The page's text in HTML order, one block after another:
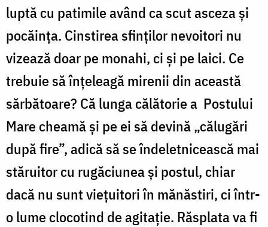
luptă cu patimile având ca scut asceza și
pocăința. Cinstirea sfinţilor nevoitori nu
vizează doar pe monahi, ci și pe laici. Ce
trebuie să înțeleagă mirenii din această
sărbătoare? Că lunga călătorie a Postului
Mare cheamă și pe ei să devină „călugări
după fire”, adică să se îndeletnicească mai
stăruitor cu rugăciunea și postul, chiar
dacă nu sunt viețuitori în mănăstiri, ci într-
o lume clocotind de agitație. Răsplata va fi